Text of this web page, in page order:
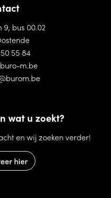
bus 00.02
55 84
m.be
wat u zoekt?
en wij zoeken verder!
hier